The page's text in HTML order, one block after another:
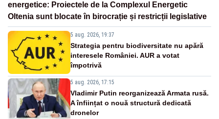
energetice: Proiectele de la Complexul Energetic
Oltenia sunt blocate în birocrație și restricții legislative
5 aug. 2026, 19:37
Strategia pentru biodiversitate nu apără
interesele României. AUR a votat
împotrivă
5 aug. 2026, 17:15
Vladimir Putin reorganizează Armata rusă.
A înființat o nouă structură dedicată
dronelor